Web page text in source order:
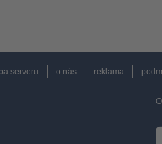
serveru o nás reklama